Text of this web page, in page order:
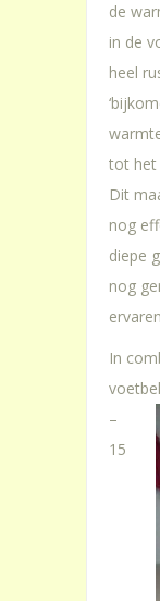
de
in de
heel
tot het
Dit
nog
diepe
nog
In
–
15